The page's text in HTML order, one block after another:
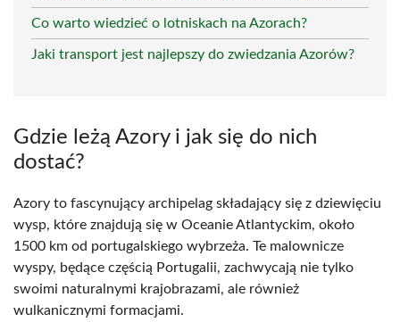
Co warto wiedzieć o lotniskach na Azorach?
Jaki transport jest najlepszy do zwiedzania Azorów?
Gdzie leżą Azory i jak się do nich
dostać?
Azory to fascynujący archipelag składający się z dziewięciu
wysp, które znajdują się w Oceanie Atlantyckim, około
1500 km od portugalskiego wybrzeża. Te malownicze
wyspy, będące częścią Portugalii, zachwycają nie tylko
swoimi naturalnymi krajobrazami, ale również
wulkanicznymi formacjami.